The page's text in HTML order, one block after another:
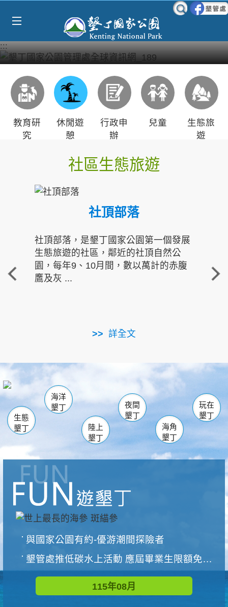
:::
教育研
究
休閒遊
憩
行政申
辦
兒童
生態旅
遊
社區生態旅遊
社頂部落
社頂部落，是墾丁國家公園第一個發展
生態旅遊的社區，鄰近的社頂自然公
園，每年9、10月間，數以萬計的赤腹
鷹及灰 ...
詳全文
重
走進
南仁湖
海生館
恆春 佳樂水
龍鑾潭自然中心 森林遊樂區
瓊麻館
關山 墾管處遊客中心
社頂公園 風吹沙
船帆石
白砂 龍磐公園
香蕉灣
砂島
鵝鑾鼻
生態
墾丁
海洋
墾丁
陸上
墾丁
夜間
墾丁
海角
墾丁
玩在
墾丁
與國家公園有約-優游潮間探險者
墾管處推低碳水上活動 應屆畢業生限額免費參加
115年08月